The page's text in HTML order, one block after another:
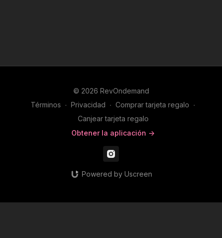
© 2026 RevOndemand
Términos ∙ Privacidad ∙ Comprar tarjeta regalo ∙
Canjear tarjeta regalo
Obtener la aplicación ->
Powered by Uscreen